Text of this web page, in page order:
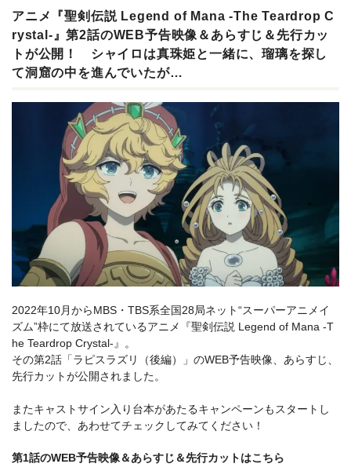
アニメ『聖剣伝説 Legend of Mana -The Teardrop C
rystal-』第2話のWEB予告映像＆あらすじ＆先行カッ
トが公開！ シャイロは真珠姫と一緒に、瑠璃を探し
て洞窟の中を進んでいたが…
2022年10月からMBS・TBS系全国28局ネット“スーパーアニメイ
ズム”枠にて放送されているアニメ『聖剣伝説 Legend of Mana -T
he Teardrop Crystal-』。
その第2話「ラピスラズリ（後編）」のWEB予告映像、あらすじ、
先行カットが公開されました。
またキャストサイン入り台本があたるキャンペーンもスタートし
ましたので、あわせてチェックしてみてください！
第1話のWEB予告映像＆あらすじ＆先行カットはこちら